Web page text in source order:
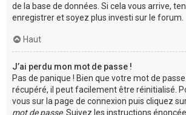
de la base de données. Si cela vous arrive,
enregistrer et soyez plus investi sur le forum.
Haut
J’ai perdu mon mot de passe !
Pas de panique ! Bien que votre mot de
récupéré, il peut facilement être réinitialisé.
vous sur la page de connexion puis cliquez
mot de passe. Suivez les instructions